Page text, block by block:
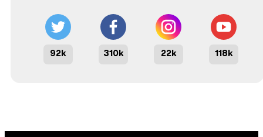
92k 310k 22k 118k